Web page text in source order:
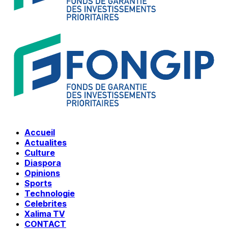
Accueil
Actualites
Culture
Diaspora
Opinions
Sports
Technologie
Celebrites
Xalima TV
CONTACT